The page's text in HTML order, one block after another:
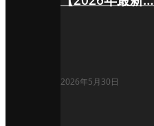
2026年5月30日